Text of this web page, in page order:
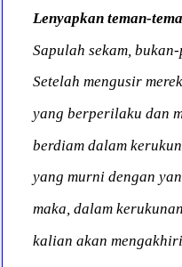
Lenyapkan teman-
Sapulah sekam,
Setelah mengusir
yang berperilaku dan
berdiam dalam
yang murni dengan
maka, dalam
kalian akan